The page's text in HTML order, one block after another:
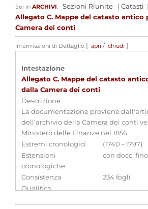
Sei in ARCHIVI: Sezioni Riunite | Catasti |
Allegato C. Mappe del catasto antico
Camera dei conti
Informazioni di Dettaglio [ apri / chiudi ]
Intestazione
Allegato C. Mappe del catasto
dalla Camera dei conti
Descrizione
La documentazione proviene
dell'archivio della Camera dei conti
Ministero delle Finanze nel 1856.
Estremi cronologici
(1740 - 1797)
Estensioni
cronologiche
con docc. fino
Consistenza
234 fogli
Qualifica
-